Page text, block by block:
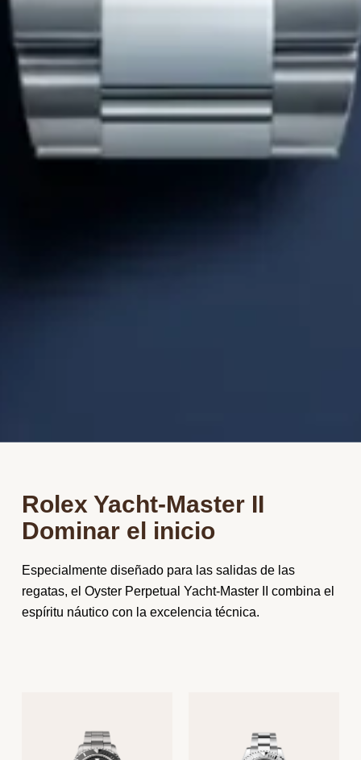
Rolex Yacht‑Master II
Dominar el inicio
Especialmente diseñadopara las salidasde las
regatas, el Oyster Perpetual Yacht‐Master II combina el
espíritu náuticocon la excelencia técnica.